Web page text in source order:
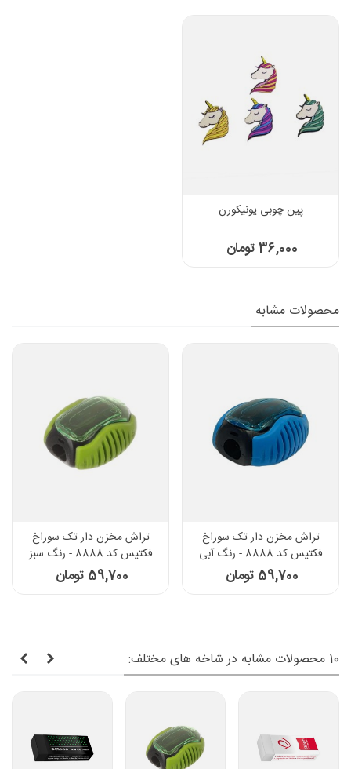
پین چوبی یونیکورن
36,000 تومان
محصولات مشابه
تراش مخزن دار تک سوراخ
فکتیس کد 8888 - رنگ آبی
59,700 تومان
تراش مخزن دار تک سوراخ
فکتیس کد 8888 - رنگ سبز
59,700 تومان
10 محصولات مشابه در شاخه های مختلف: